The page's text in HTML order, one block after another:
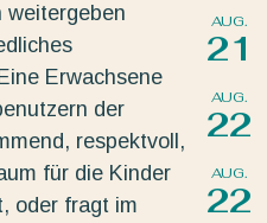
weitergeben
Erwachsene
der
respektvoll,
für die Kinder
oder fragt im
AUG.
21
AUG.
22
AUG.
22